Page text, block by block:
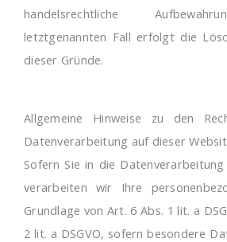
handelsrechtliche
letztgenannten Fall erfolgt die
dieser Gründe.
Allgemeine Hinweise zu den
Datenverarbeitung auf dieser
Sofern Sie in die
verarbeiten wir Ihre
Grundlage von Art. 6 Abs. 1 lit. a
2 lit. a DSGVO, sofern besondere